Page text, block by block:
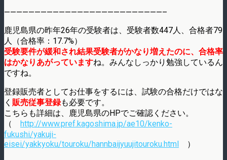
——————————————————————————–
鹿児島県の昨年26年の受験者は、受験者数447人、合格者79
人（合格率：17.7%）
受験要件が緩和され結果受験者がかなり増えたのに、合格率
はかなりあがっていますね。みんなしっかり勉強しているん
ですね。
登録販売者としてお仕事をするには、試験の合格だけではな
く 販売従事登録も必要です。
こちらも詳細は、鹿児島県のHPでご確認ください。
（ http://www.pref.kagoshima.jp/ae10/kenko-
fukushi/yakuji-
eisei/yakkyoku/touroku/hannbaijyuujitouroku.html ）